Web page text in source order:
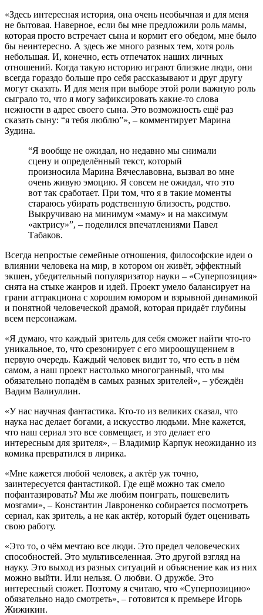
«Здесь интересная история, она очень необычная и для меня
не бытовая. Наверное, если бы мне предложили роль мамы,
которая просто встречает сына и кормит его обедом, мне было
бы неинтересно. А здесь же много разных тем, хотя роль
небольшая. И, конечно, есть отпечаток наших личных
отношений. Когда такую историю играют близкие люди, они
всегда гораздо больше про себя рассказывают и друг другу
могут сказать. И для меня при выборе этой роли важную роль
сыграло то, что я могу зафиксировать какие-то слова
нежности в адрес своего сына. Это возможность ещё раз
сказать сыну: “я тебя люблю”», – комментирует Марина
Зудина.
“Я вообще не ожидал, но недавно мы снимали
сцену и определённый текст, который
произносила Марина Вячеславовна, вызвал во мне
очень живую эмоцию. Я совсем не ожидал, что это
вот так сработает. При том, что я в такие моменты
стараюсь убирать родственную близость, родство.
Выкручиваю на минимум «маму» и на максимум
«актрису»”, – поделился впечатлениями Павел
Табаков.
Всегда непростые семейные отношения, философские идеи о
влиянии человека на мир, в котором он живёт, эффектный
экшен, убедительный популяризатор науки – «Суперпозиция»
снята на стыке жанров и идей. Проект умело балансирует на
грани аттракциона с хорошим юмором и взрывной динамикой
и понятной человеческой драмой, которая придаёт глубины
всем персонажам.
«Я думаю, что каждый зритель для себя сможет найти что-то
уникальное, то, что срезонирует с его мироощущением в
первую очередь. Каждый человек видит то, что есть в нём
самом, а наш проект настолько многогранный, что мы
обязательно попадём в самых разных зрителей», – убеждён
Вадим Валиуллин.
«У нас научная фантастика. Кто-то из великих сказал, что
наука нас делает богами, а искусство людьми. Мне кажется,
что наш сериал это все совмещает, и это делает его
интересным для зрителя», – Владимир Карпук неожиданно из
комика превратился в лирика.
«Мне кажется любой человек, а актёр уж точно,
заинтересуется фантастикой. Где ещё можно так смело
пофантазировать? Мы же любим поиграть, пошевелить
мозгами», – Константин Лавроненко собирается посмотреть
сериал, как зритель, а не как актёр, который будет оценивать
свою работу.
«Это то, о чём мечтаю все люди. Это предел человеческих
способностей. Это мультивселенная. Это другой взгляд на
науку. Это выход из разных ситуаций и объяснение как из них
можно выйти. Или нельзя. О любви. О дружбе. Это
интересный сюжет. Поэтому я считаю, что «Суперпозицию»
обязательно надо смотреть», – готовится к премьере Игорь
Жижикин.